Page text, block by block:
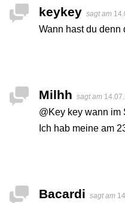
keykey sagt am
Wann hast du denn
Milhh sagt am
@Key key wann im
Ich hab meine am
Bacardi sagt am